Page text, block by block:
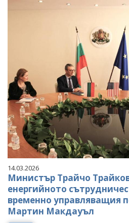
14.03.2026
Министър Трайчо
енергийното
временно управляващия
Мартин Макдауъл